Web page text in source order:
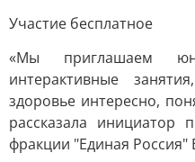
Участие бесплатное
«Мы приглашаем
интерактивные
здоровье интересно,
рассказала инициатор
фракции "Единая Россия"